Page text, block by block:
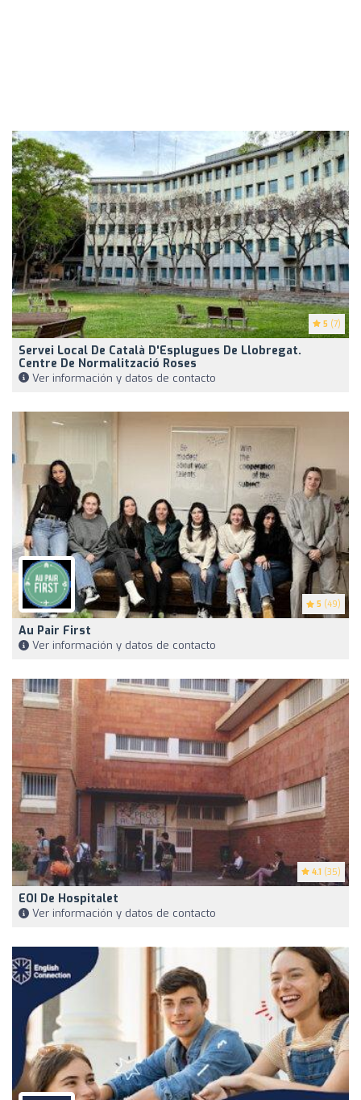
5 (7)
Servei Local De Català D'Esplugues De Llobregat.
Centre De Normalització Roses
Ver información y datos de contacto
5 (49)
Au Pair First
Ver información y datos de contacto
4.1 (35)
EOI De Hospitalet
Ver información y datos de contacto